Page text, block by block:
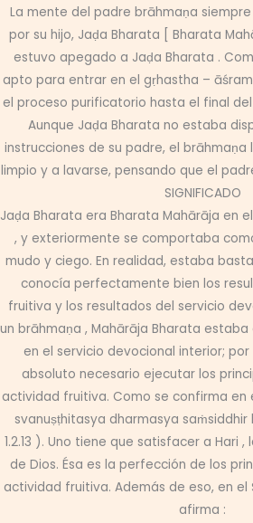
La mente del padre brāhmaṇa
por su hijo, Jaḍa Bharata [ Bharata
estuvo apegado a Jaḍa Bharata .
apto para entrar en el gṛhastha –
el proceso purificatorio hasta el final
Aunque Jaḍa Bharata no estaba
instrucciones de su padre, el
limpio y a lavarse, pensando que el
SIGNIFICADO
Jaḍa Bharata era Bharata Mahārāja en
, y exteriormente se comportaba
mudo y ciego. En realidad, estaba
conocía perfectamente bien los
fruitiva y los resultados del servicio
un brāhmaṇa , Mahārāja Bharata
en el servicio devocional interior;
absoluto necesario ejecutar los
actividad fruitiva. Como se confirma en
svanuṣṭhitasya dharmasya
1.2.13 ). Uno tiene que satisfacer a Hari
de Dios. Ésa es la perfección de los
actividad fruitiva. Además de eso, en
afirma :